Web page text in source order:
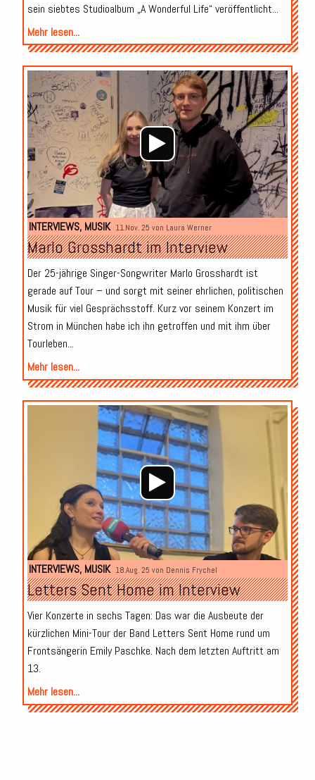
sein siebtes Studioalbum „A Wonderful Life“ veröffentlicht...
Mehr lesen...
Audio-
Player
INTERVIEWS, MUSIK 11.Nov. 25 von Laura Werner
Marlo Grosshardt im Interview
Der 25-jährige Singer-Songwriter Marlo Grosshardt ist
gerade auf Tour – und sorgt mit seiner ehrlichen, politischen
Musik für viel Gesprächsstoff. Kurz vor seinem Konzert im
Strom in München habe ich ihn getroffen und mit ihm über
Tourleben...
Mehr lesen...
Audio-
Player
INTERVIEWS, MUSIK 18.Aug. 25 von Dennis Frychel
Letters Sent Home im Interview
Vier Konzerte in sechs Tagen: Das war die Ausbeute der
kürzlichen Mini-Tour der Band Letters Sent Home rund um
Frontsängerin Emily Paschke. Nach dem letzten Auftritt am
13.
Mehr lesen...